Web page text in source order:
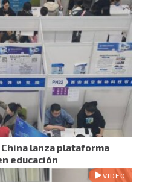
lanza plataforma
educación
VIDEO